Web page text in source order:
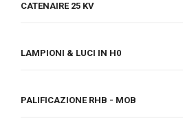
CATENAIRE 25 KV
LAMPIONI & LUCI IN H0
PALIFICAZIONE RHB - MOB